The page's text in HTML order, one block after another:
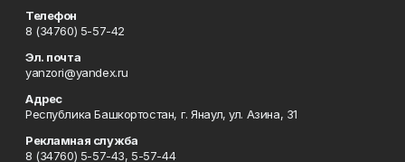
Телефон
8 (34760) 5-57-42
Эл. почта
yanzori@yandex.ru
Адрес
Республика Башкортостан, г. Янаул, ул. Азина, 31
Рекламная служба
8 (34760) 5-57-43, 5-57-44